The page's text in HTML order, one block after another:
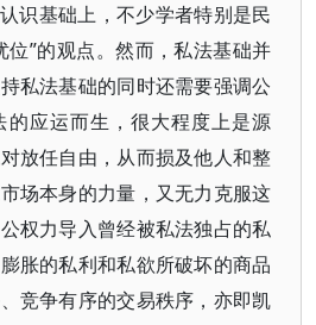
识基础上，不少学者特别是民
位”的观点。然而，私法基础并
私法基础的同时还需要强调公
应运而生，很大程度上是源
放任自由，从而损及他人和整
场本身的力量，又无力克服这
权力导入曾经被私法独占的私
胀的私利和私欲所破坏的商品
竞争有序的交易秩序，亦即凯